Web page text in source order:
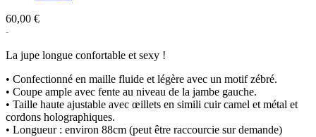
60,00 €
La jupe longue confortable et sexy !
• Confectionné en maille fluide et légère avec un motif zébré.
• Coupe ample avec fente au niveau de la jambe gauche.
• Taille haute ajustable avec œillets en simili cuir camel et métal et
cordons holographiques.
• Longueur : environ 88cm (peut être raccourcie sur demande)